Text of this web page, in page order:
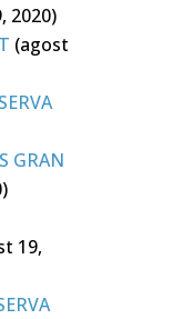
2020)
(agost
GRAN
19,